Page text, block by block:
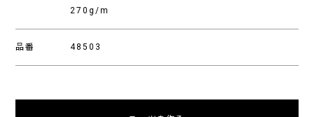
270g/m
品番 48503